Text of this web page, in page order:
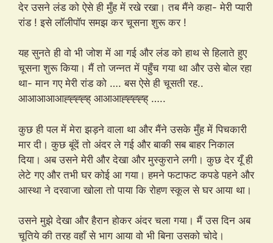
देर उसने लंड को ऐसे ही मुँह में रखे रखा। तब मैंने कहा- मेरी प्यारी
रांड ! इसे लॉलीपॉप समझ कर चूसना शुरू कर !
यह सुनते ही वो भी जोश में आ गई और लंड को हाथ से हिलाते हुए
चूसना शुरू किया। मैं तो जन्नत में पहुँच गया था और उसे बोल रहा
था- मान गए मेरी रांड को …. बस ऐसे ही चूसती रह..
आआआआआह्ह्ह्ह्ह् आआआह्ह्ह्ह्ह् …..
कुछ ही पल में मेरा झड़ने वाला था और मैंने उसके मुँह में पिचकारी
मार दी। कुछ बूंदें तो अंदर ले गई और बाकी सब बाहर निकाल
दिया। अब उसने मेरी और देखा और मुस्कुराने लगी। कुछ देर यूँ ही
लेटे गए और तभी घर कोई आ गया। हमने फटाफट कपडे पहने और
आस्था ने दरवाजा खोला तो पाया कि रोहण स्कूल से घर आया था।
उसने मुझे देखा और हैरान होकर अंदर चला गया। मैं उस दिन अब
चूतिये की तरह वहाँ से भाग आया वो भी बिना उसको चोदे।